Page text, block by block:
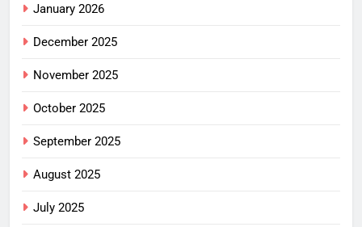
January 2026
December 2025
November 2025
October 2025
September 2025
August 2025
July 2025